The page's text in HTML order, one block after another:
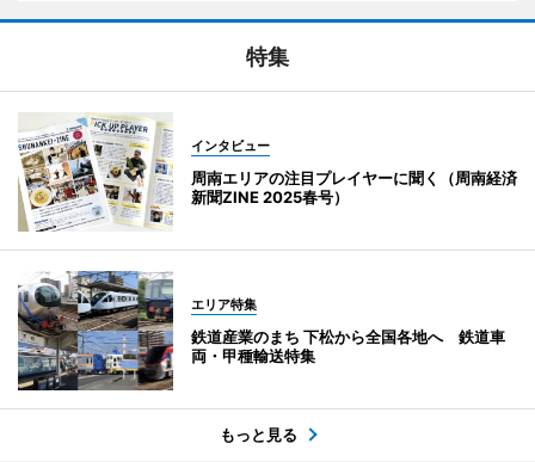
特集
インタビュー
周南エリアの注目プレイヤーに聞く（周南経済
新聞ZINE 2025春号）
エリア特集
鉄道産業のまち 下松から全国各地へ 鉄道車
両・甲種輸送特集
もっと見る